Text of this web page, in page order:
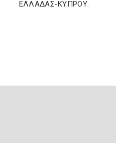
ΕΛΛΑΔΑΣ-ΚΥΠΡΟΥ.